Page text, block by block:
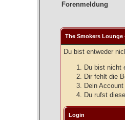
Forenmeldung
The Smokers Lounge
Du bist entweder
Du bist nicht
Dir fehlt die
Dein
Du rufst
Login